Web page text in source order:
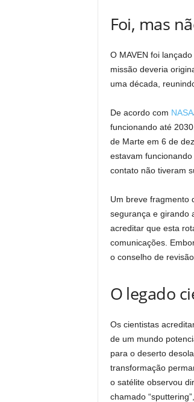
Foi, mas
O MAVEN foi
missão deveria
uma década,
De acordo com NASA
funcionando até
de Marte em 6 de
estavam
contato não tiveram
Um breve fragmento
segurança e girando
acreditar que esta
comunicações.
o conselho de
O legado
Os cientistas
de um mundo
para o deserto
transformação
o satélite observou
chamado